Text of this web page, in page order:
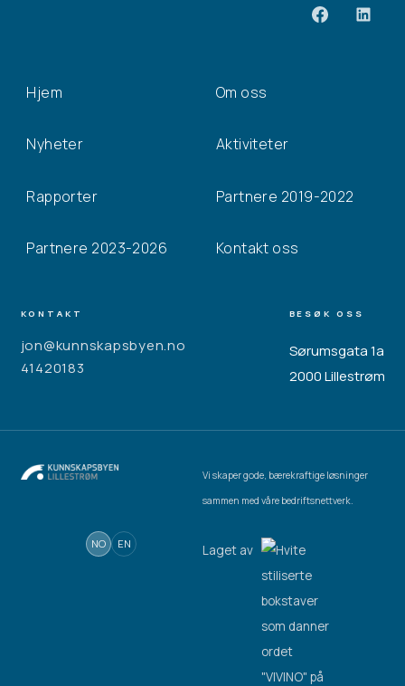
Hjem Om oss
Nyheter Aktiviteter
Rapporter Partnere 2019-2022
Partnere 2023-2026 Kontakt oss
KONTAKT
jon@kunnskapsbyen.no
41420183
BESØK OSS
Sørumsgata 1a
2000 Lillestrøm
Vi skaper gode, bærekraftige løsninger
sammen med våre bedriftsnettverk.
NO EN Laget av